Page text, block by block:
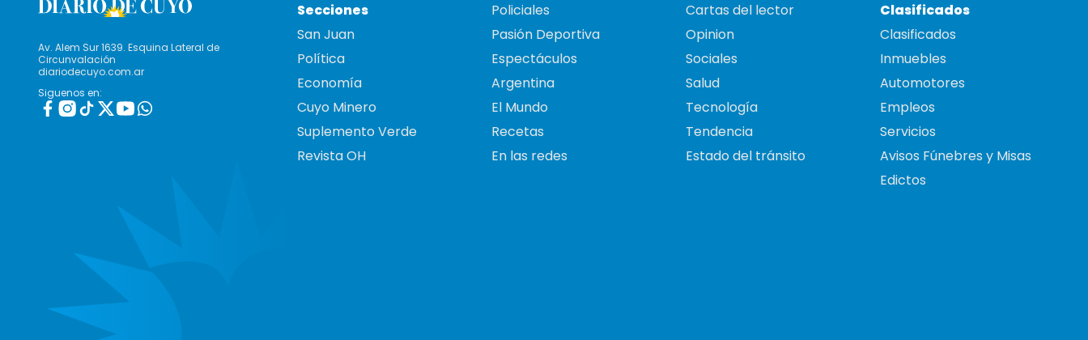
Av. Alem Sur 1639. Esquina Lateral de
Circunvalación
diariodecuyo.com.ar
Siguenos en:
Secciones
San Juan
Política
Economía
Cuyo Minero
Suplemento Verde
Revista OH
Policiales
Pasión Deportiva
Espectáculos
Argentina
El Mundo
Recetas
En las redes
Cartas del lector
Opinion
Sociales
Salud
Tecnología
Tendencia
Estado del tránsito
Clasificados
Clasificados
Inmuebles
Automotores
Empleos
Servicios
Avisos Fúnebres y Misas
Edictos